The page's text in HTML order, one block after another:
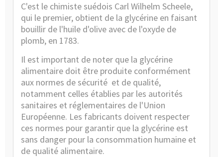
C'est le chimiste suédois Carl Wilhelm Scheele,
qui le premier, obtient de la glycérine en faisant
bouillir de l'huile d'olive avec de l'oxyde de
plomb, en 1783.
Il est important de noter que la glycérine
alimentaire doit être produite conformément
aux normes de sécurité et de qualité,
notamment celles établies par les autorités
sanitaires et réglementaires de l'Union
Européenne. Les fabricants doivent respecter
ces normes pour garantir que la glycérine est
sans danger pour la consommation humaine et
de qualité alimentaire.